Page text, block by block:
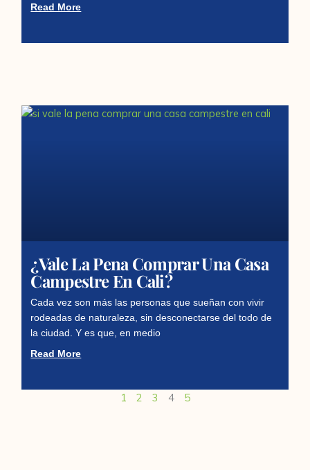
Read More
¿Vale La Pena Comprar Una Casa
Campestre En Cali?
Cada vez son más las personas que sueñan con vivir
rodeadas de naturaleza, sin desconectarse del todo de
la ciudad. Y es que, en medio
Read More
1 2 3 4 5